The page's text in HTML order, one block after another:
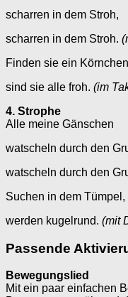
scharren in dem Stroh,
scharren in dem Stroh.
Finden sie ein
sind sie alle froh. (im
4. Strophe
Alle meine Gänschen
watscheln durch den
watscheln durch den
Suchen in dem Tümpel,
werden kugelrund. (mit
Passende
Bewegungslied
Mit ein paar einfachen